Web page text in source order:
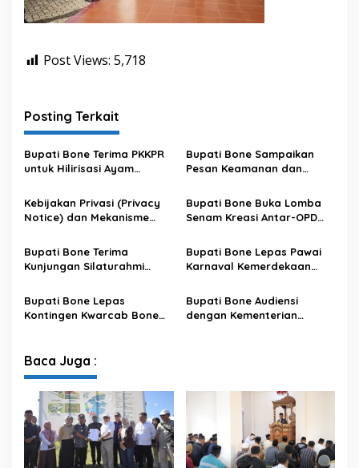
Post Views: 5,718
Posting Terkait
Bupati Bone Terima PKKPR
untuk Hilirisasi Ayam
Bupati Bone Sampaikan
Pesan Keamanan dan
Kebijakan Privasi (Privacy
Notice) dan Mekanisme
Data pada Portal Bone
Satu Data
Bupati Bone Buka Lomba
Senam Kreasi Antar-OPD
Bupati Bone Terima
Kunjungan Silaturahmi
XIV/Hasanuddin
Bupati Bone Lepas Pawai
Karnaval Kemerdekaan
Sambut HUT ke-81 RI
Bupati Bone Lepas
Kontingen Kwarcab Bone
Bupati Bone Audiensi
dengan Kementerian
Baca Juga :